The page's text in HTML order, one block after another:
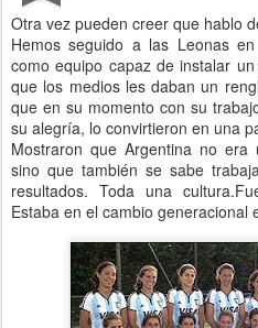
Otra vez pueden creer que hablo
Hemos seguido a las Leonas
como equipo capaz de instalar
que los medios les daban un
que en su momento con su
su alegría, lo convirtieron en una
Mostraron que Argentina no era
sino que también se sabe
resultados. Toda una
Estaba en el cambio generacional